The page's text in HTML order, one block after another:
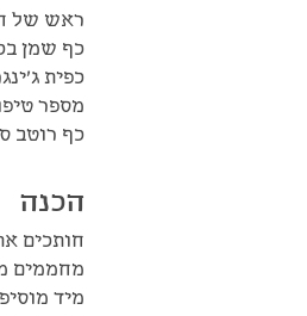
ראש של
כף שמן
כפית
מספר
כף רוטב
הכנה
חותכים
מחממים
מיד